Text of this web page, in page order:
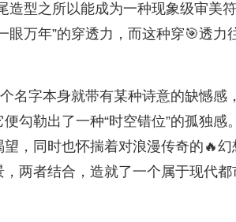
造型之所以能成为一种现象级审
眼万年”的穿透力，而这种穿🎯透力
个名字本身就带有某种诗意的缺憾
勾勒出了一种“时空错位”的孤独
，同时也怀揣着对浪漫传奇的🔥
两者结合，造就了一个属于现代都